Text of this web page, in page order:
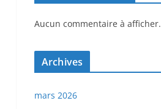
Aucun commentaire à afficher.
Archives
mars 2026